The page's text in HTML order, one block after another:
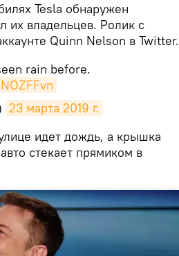
Tesla обнаружен
их владельцев. Ролик с
Quinn Nelson в Twitter.
rain before.
23 марта 2019 г.
идет дождь, а крышка
стекает прямиком в